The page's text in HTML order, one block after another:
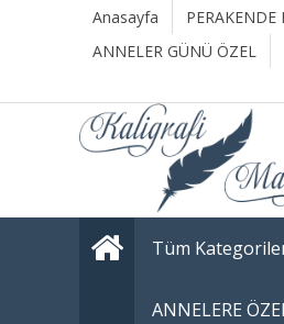
Anasayfa PERAKENDE
ANNELER GÜNÜ ÖZEL
Tüm
ANNELERE